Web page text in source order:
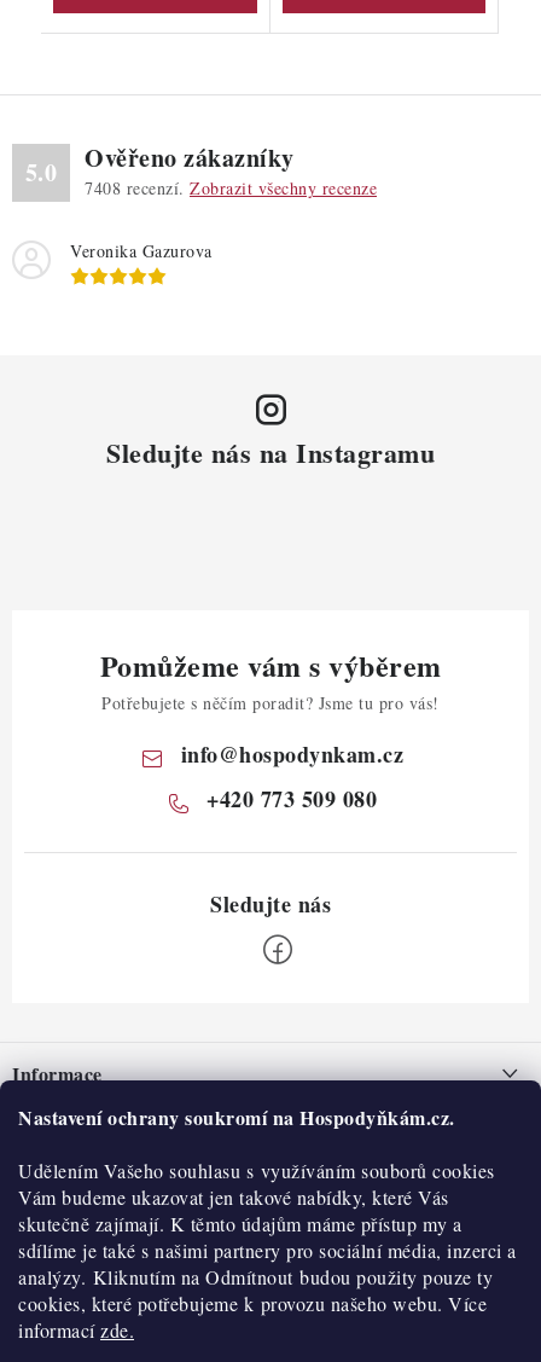
Nastavení ochrany soukromí na Hospodyňkám.cz.
Udělením Vašeho souhlasu s využíváním souborů cookies
Vám budeme ukazovat jen takové nabídky, které Vás
skutečně zajímají. K těmto údajům máme přístup my a
sdílíme je také s našimi partnery pro sociální média, inzerci a
analýzy. Kliknutím na Odmítnout budou použity pouze ty
cookies, které potřebujeme k provozu našeho webu. Více
informacízde.
5.0 Ověřeno zákazníky
7408 recenzí. Zobrazit všechny recenze
Veronika Gazurova
Sledujte nás na Instagramu
Pomůžeme vám s výběrem
Potřebujete s něčím poradit? Jsme tu pro vás!
info@hospodynkam.cz
+420 773 509 080
pInformace
Nepřevzetí zásilky na dobírku
Obchodní podmínky
Hodnocení obchodu
Blog
Moje objednávka
O nás
Historie
Kontakty
O nákupu
Reklamace a vratky
Výdejní místa